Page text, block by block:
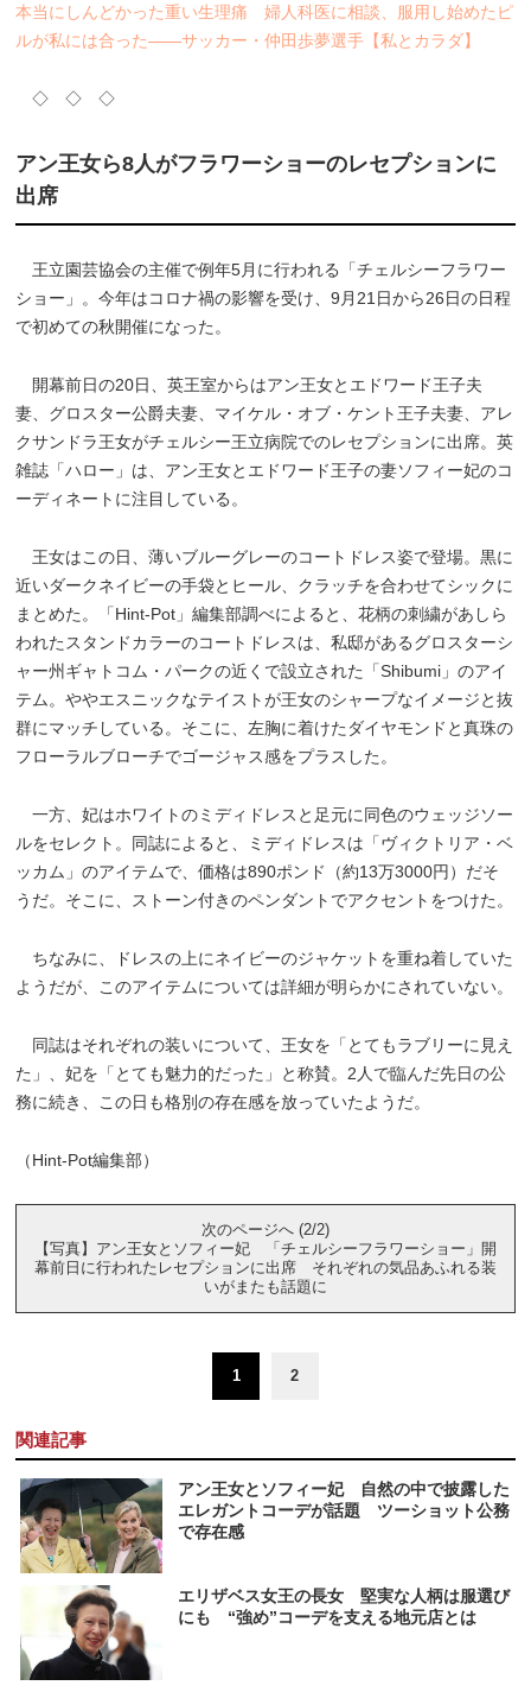
本当にしんどかった重い生理痛 婦人科医に相談、服用し始めたピ
ルが私には合った――サッカー・仲田歩夢選手【私とカラダ】
◇ ◇ ◇
アン王女ら8人がフラワーショーのレセプションに
出席
王立園芸協会の主催で例年5月に行われる「チェルシーフラワー
ショー」。今年はコロナ禍の影響を受け、9月21日から26日の日程
で初めての秋開催になった。
開幕前日の20日、英王室からはアン王女とエドワード王子夫
妻、グロスター公爵夫妻、マイケル・オブ・ケント王子夫妻、アレ
クサンドラ王女がチェルシー王立病院でのレセプションに出席。英
雑誌「ハロー」は、アン王女とエドワード王子の妻ソフィー妃のコ
ーディネートに注目している。
王女はこの日、薄いブルーグレーのコートドレス姿で登場。黒に
近いダークネイビーの手袋とヒール、クラッチを合わせてシックに
まとめた。「Hint-Pot」編集部調べによると、花柄の刺繍があしら
われたスタンドカラーのコートドレスは、私邸があるグロスターシ
ャー州ギャトコム・パークの近くで設立された「Shibumi」のアイ
テム。ややエスニックなテイストが王女のシャープなイメージと抜
群にマッチしている。そこに、左胸に着けたダイヤモンドと真珠の
フローラルブローチでゴージャス感をプラスした。
一方、妃はホワイトのミディドレスと足元に同色のウェッジソー
ルをセレクト。同誌によると、ミディドレスは「ヴィクトリア・ベ
ッカム」のアイテムで、価格は890ポンド（約13万3000円）だそ
うだ。そこに、ストーン付きのペンダントでアクセントをつけた。
ちなみに、ドレスの上にネイビーのジャケットを重ね着していた
ようだが、このアイテムについては詳細が明らかにされていない。
同誌はそれぞれの装いについて、王女を「とてもラブリーに見え
た」、妃を「とても魅力的だった」と称賛。2人で臨んだ先日の公
務に続き、この日も格別の存在感を放っていたようだ。
（Hint-Pot編集部）
次のページへ (2/2)
【写真】アン王女とソフィー妃 「チェルシーフラワーショー」開
幕前日に行われたレセプションに出席 それぞれの気品あふれる装
いがまたも話題に
1 2
関連記事
アン王女とソフィー妃 自然の中で披露した
エレガントコーデが話題 ツーショット公務
で存在感
エリザベス女王の長女 堅実な人柄は服選び
にも “強め”コーデを支える地元店とは